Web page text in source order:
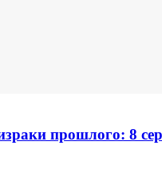
прошлого: 8